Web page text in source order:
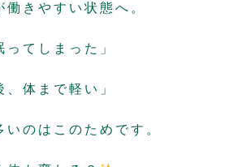
働きやすい状態へ。
ってしまった」
、体まで軽い」
いのはこのためです。